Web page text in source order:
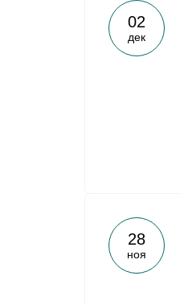
02
дек
28
ноя